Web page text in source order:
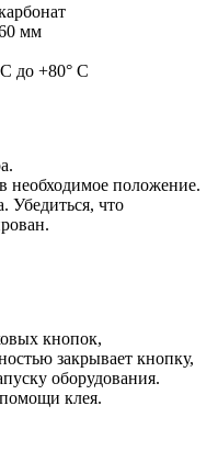
мм
С до +80° С
необходимое положение.
Убедиться, что
кнопок,
закрывает кнопку,
оборудования.
клея.